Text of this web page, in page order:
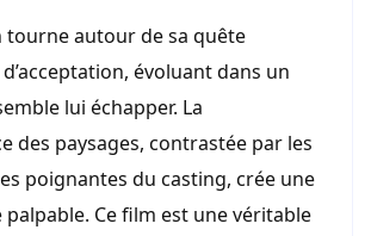
tourne autour de sa quête
évoluant dans un
lui échapper. La
des paysages, contrastée par les
poignantes du casting, crée une
Ce film est une véritable